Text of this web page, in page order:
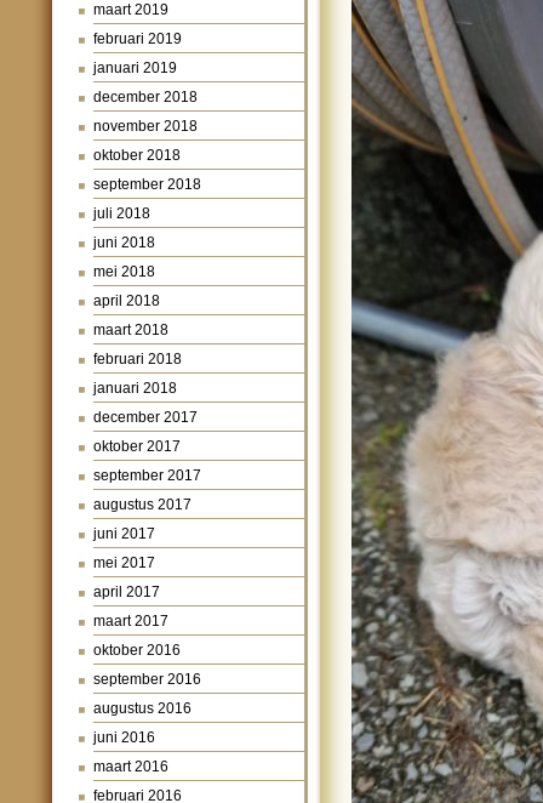
maart 2019
februari 2019
januari 2019
december 2018
november 2018
oktober 2018
september 2018
juli 2018
juni 2018
mei 2018
april 2018
maart 2018
februari 2018
januari 2018
december 2017
oktober 2017
september 2017
augustus 2017
juni 2017
mei 2017
april 2017
maart 2017
oktober 2016
september 2016
augustus 2016
juni 2016
maart 2016
februari 2016